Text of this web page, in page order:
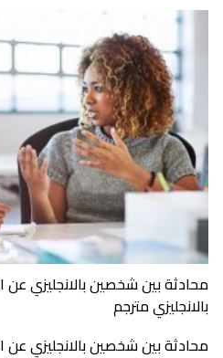
بالانجليزي مترجم
محادثة بين شخصين بالانجليزي عن